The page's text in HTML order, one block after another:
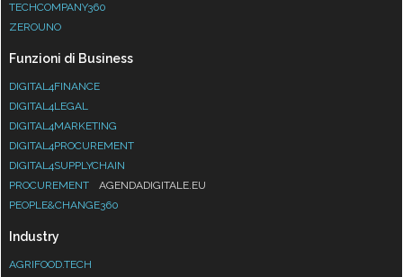
TECHCOMPANY360
ZEROUNO
Funzioni di Business
DIGITAL4FINANCE
DIGITAL4LEGAL
DIGITAL4MARKETING
DIGITAL4PROCUREMENT
DIGITAL4SUPPLYCHAIN
PROCUREMENT
AGENDADIGITALE.EU
PEOPLE&CHANGE360
Industry
AGRIFOOD.TECH